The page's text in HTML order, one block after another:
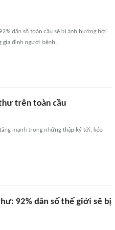
dân số toàn cầu sẽ bị ảnh hưởng bởi
gia đình người bệnh.
trên toàn cầu
mạnh trong những thập kỷ tới, kéo
92% dân số thế giới sẽ bị